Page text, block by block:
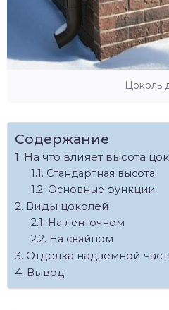
Цоколь
Содержание
На что влияет высота
Стандартная высота
Основные функции
Виды цоколей
На ленточном
На свайном
Отделка надземной
Вывод